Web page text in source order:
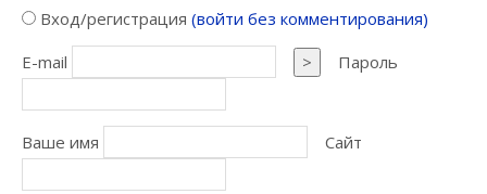
Вход/регистрация (войти без комментирования)
E-mail
> Пароль
Ваше имя Сайт